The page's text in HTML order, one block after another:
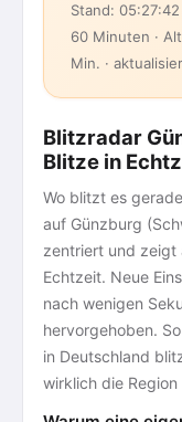
Stand:
60 Minuten ·
Min. ·
Blitzradar
Blitze in
Wo blitzt es
auf Günzburg
zentriert und zeigt
Echtzeit. Neue
nach wenigen
hervorgehoben.
in Deutschland
wirklich die